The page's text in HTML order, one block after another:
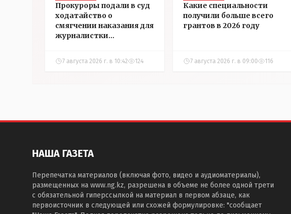
Прокуроры подали в суд
ходатайство о
смягчении наказания для
журналистки
7 августа 2026 г. в 10:42 124
Какие специальности
получили больше всего
грантов в 2026 году
7 августа 2026 г. в 09:00 116
НАША ГАЗЕТА
Перепечатка материалов (включая фото, видео и аудиоматериалы),
размещенных на www.ng.kz, разрешена в объеме не более одной трети
с обязательной гиперссылкой на материал в первом абзаце, как
первоисточник в следующей или схожей формулировке: "сообщает